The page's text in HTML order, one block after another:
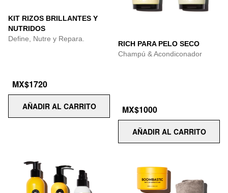
KIT RIZOS BRILLANTES Y
NUTRIDOS
Define, Nutre y Repara.
MX$1720
AÑADIR AL CARRITO
RICH PARA PELO SECO
Champú & Acondiconador
MX$1000
AÑADIR AL CARRITO